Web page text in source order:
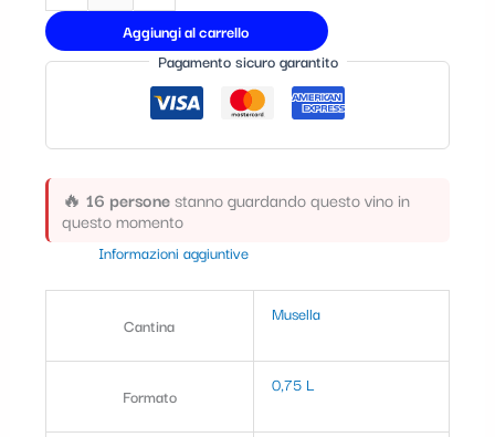
Aggiungi al carrello
Pagamento sicuro garantito
🔥 16 personestanno guardando questo vino in
questo momento
Informazioni aggiuntive
Cantina Musella
Formato 0,75 L